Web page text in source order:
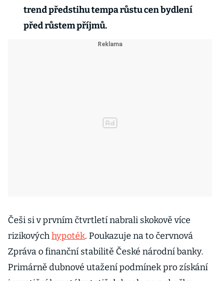
trend předstihu tempa růstu cen bydlení
před růstem příjmů.
Češi si v prvním čtvrtletí nabrali skokově více
rizikovýchhypoték. Poukazuje na to červnová
Zpráva o finanční stabilitě České národní banky.
Primárně dubnové utažení podmínek pro získání